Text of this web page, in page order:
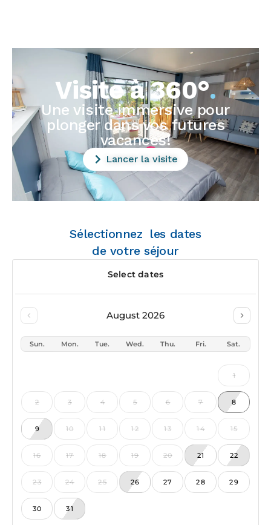
Visite à 360°.
Une visite immersive pour
plonger dans vos futures
vacances!
Lancer la visite
Sélectionnez les dates
de votre séjour